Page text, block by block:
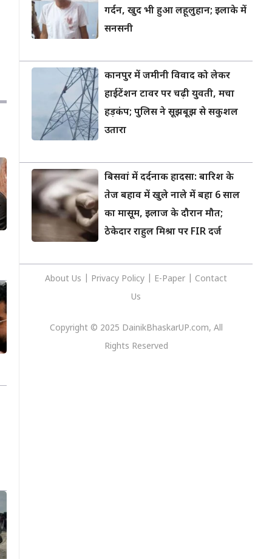
गर्दन, खुद भी हुआ लहूलुहान; इलाके में
सनसनी
कानपुर में जमीनी विवाद को लेकर
हाईटेंशन टावर पर चढ़ी युवती, मचा
हड़कंप; पुलिस ने सूझबूझ से सकुशल
उतारा
बिसवां में दर्दनाक हादसा: बारिश के
तेज बहाव में खुले नाले में बहा 6 साल
का मासूम, इलाज के दौरान मौत;
ठेकेदार राहुल मिश्रा पर FIR दर्ज
About Us Privacy Policy E-Paper
Contact
Us
Copyright © 2025 DainikBhaskarUP.com, All
Rights Reserved